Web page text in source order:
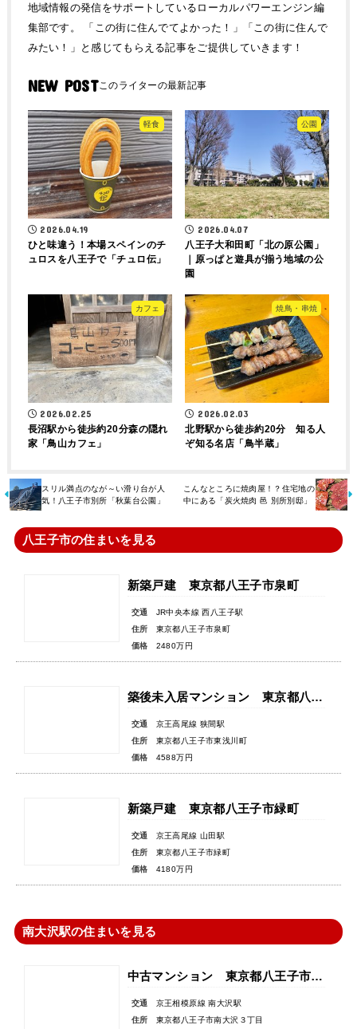
地域情報の発信をサポートしているローカルパワーエンジン編
集部です。 「この街に住んでてよかった！」「この街に住んで
みたい！」と感じてもらえる記事をご提供していきます！
NEW POST
軽食
2026.04.19
ひと味違う！本場スペインのチ
ュロスを八王子で「チュロ伝」
公園
2026.04.07
八王子大和田町「北の原公園」
｜原っぱと遊具が揃う地域の公
園
カフェ
2026.02.25
長沼駅から徒歩約20分森の隠れ
家「鳥山カフェ」
焼鳥・串焼
2026.02.03
北野駅から徒歩約20分 知る人
ぞ知る名店「鳥半蔵」
スリル満点のなが～い滑り台が人
気！八王子市別所「秋葉台公園」
こんなところに焼肉屋！？住宅地の
中にある「炭火焼肉 邑 別所別邸」
八王子市の住まいを見る
新築戸建 東京都八王子市泉町
交通
JR中央本線 西八王子駅
住所
東京都八王子市泉町
価格
2480万円
築後未入居マンション 東京都八王子市東浅川町
交通
京王高尾線 狭間駅
住所
東京都八王子市東浅川町
価格
4588万円
新築戸建 東京都八王子市緑町
交通
京王高尾線 山田駅
住所
東京都八王子市緑町
価格
4180万円
南大沢駅の住まいを見る
中古マンション 東京都八王子市南大沢３丁目
交通
京王相模原線 南大沢駅
住所
東京都八王子市南大沢３丁目